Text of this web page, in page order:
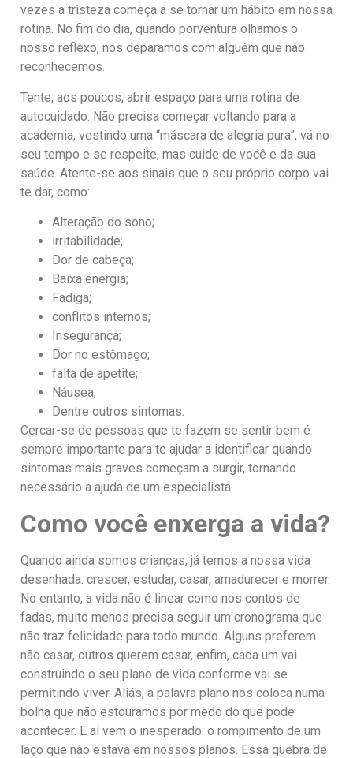
vezes a tristeza começa a se tornar um hábito em nossa
rotina. No fim do dia, quando porventura olhamos o
nosso reflexo, nos deparamos com alguém que não
reconhecemos.
Tente, aos poucos, abrir espaço para uma rotina de
autocuidado. Não precisa começar voltando para a
academia, vestindo uma “máscara de alegria pura”, vá no
seu tempo e se respeite, mas cuide de você e da sua
saúde. Atente-se aos sinais que o seu próprio corpo vai
te dar, como:
Alteração do sono;
irritabilidade;
Dor de cabeça;
Baixa energia;
Fadiga;
conflitos internos;
Insegurança;
Dor no estômago;
falta de apetite;
Náusea;
Dentre outros sintomas.
Cercar-se de pessoas que te fazem se sentir bem é
sempre importante para te ajudar a identificar quando
sintomas mais graves começam a surgir, tornando
necessário a ajuda de um especialista.
Como você enxerga a vida?
Quando ainda somos crianças, já temos a nossa vida
desenhada: crescer, estudar, casar, amadurecer e morrer.
No entanto, a vida não é linear como nos contos de
fadas, muito menos precisa seguir um cronograma que
não traz felicidade para todo mundo. Alguns preferem
não casar, outros querem casar, enfim, cada um vai
construindo o seu plano de vida conforme vai se
permitindo viver. Aliás, a palavra plano nos coloca numa
bolha que não estouramos por medo do que pode
acontecer. E aí vem o inesperado: o rompimento de um
laço que não estava em nossos planos. Essa quebra de